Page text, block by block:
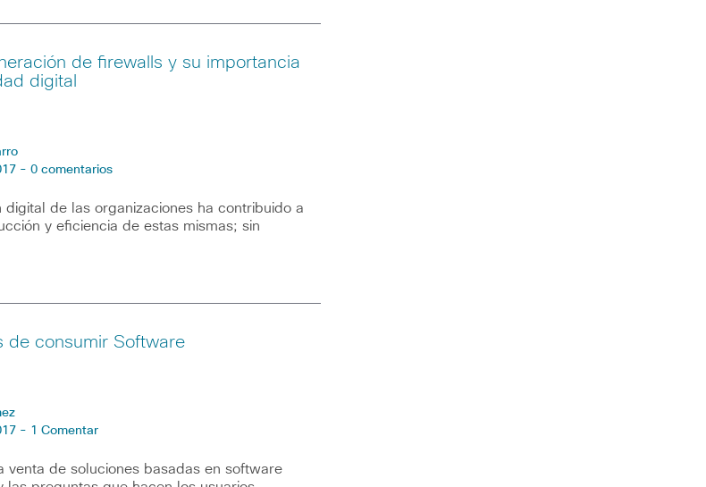
de firewalls y su importancia
digital
- 0 comentarios
digital de las organizaciones ha contribuido a
y eficiencia de estas mismas; sin
de consumir Software
- 1 Comentar
venta de soluciones basadas en software